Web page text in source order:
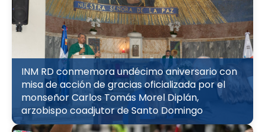
INM RD conmemora undécimo aniversario con
misa de acción de gracias oficializada por el
monseñor Carlos Tomás Morel Diplán,
arzobispo coadjutor de Santo Domingo